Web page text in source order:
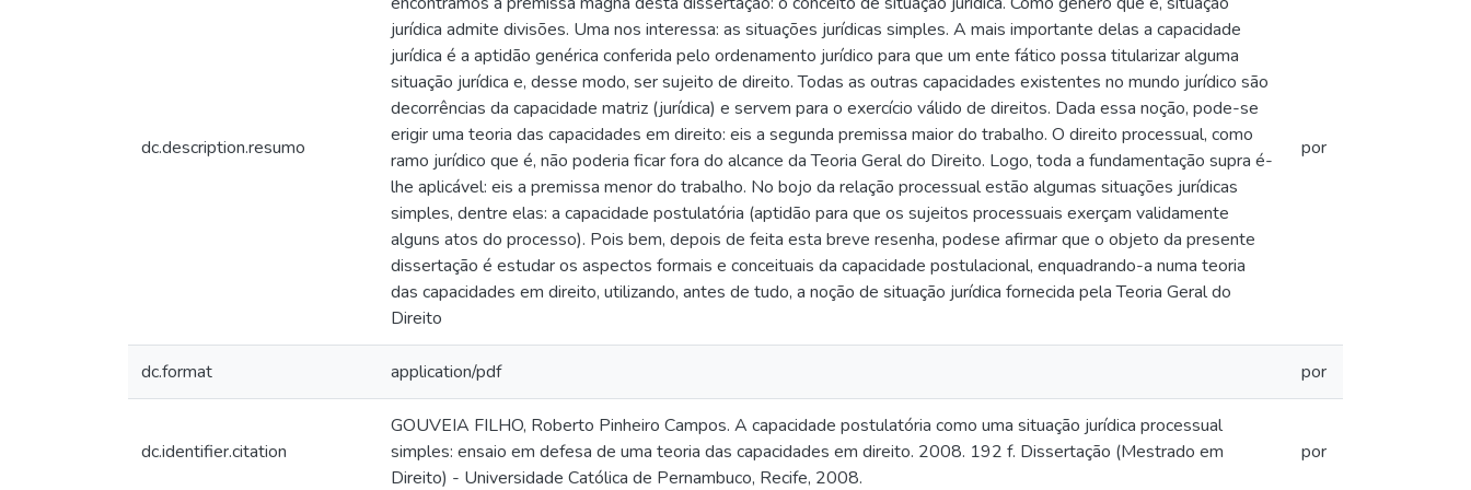
dc.description.resumo
jurídica admite divisões. Uma nos interessa: as situações jurídicas simples. A mais importante delas a capacidade
jurídica é a aptidão genérica conferida pelo ordenamento jurídico para que um ente fático possa titularizar alguma
situação jurídica e, desse modo, ser sujeito de direito. Todas as outras capacidades existentes no mundo jurídico são
decorrências da capacidade matriz (jurídica) e servem para o exercício válido de direitos. Dada essa noção, pode-se
erigir uma teoria das capacidades em direito: eis a segunda premissa maior do trabalho. O direito processual, como
ramo jurídico que é, não poderia ficar fora do alcance da Teoria Geral do Direito. Logo, toda a fundamentação supra é-
lhe aplicável: eis a premissa menor do trabalho. No bojo da relação processual estão algumas situações jurídicas
simples, dentre elas: a capacidade postulatória (aptidão para que os sujeitos processuais exerçam validamente
alguns atos do processo). Pois bem, depois de feita esta breve resenha, podese afirmar que o objeto da presente
dissertação é estudar os aspectos formais e conceituais da capacidade postulacional, enquadrando-a numa teoria
das capacidades em direito, utilizando, antes de tudo, a noção de situação jurídica fornecida pela Teoria Geral do
Direito
por
dc.format application/pdf por
dc.identifier.citation
GOUVEIA FILHO, Roberto Pinheiro Campos. A capacidade postulatória como uma situação jurídica processual
simples: ensaio em defesa de uma teoria das capacidades em direito. 2008. 192 f. Dissertação (Mestrado em
Direito) - Universidade Católica de Pernambuco, Recife, 2008.
por